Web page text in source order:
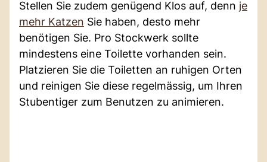
Stellen Sie zudem genügend Klos auf, denn je
mehr Katzen Sie haben, desto mehr
benötigen Sie. Pro Stockwerk sollte
mindestens eine Toilette vorhanden sein.
Platzieren Sie die Toiletten an ruhigen Orten
und reinigen Sie diese regelmässig, um Ihren
Stubentiger zum Benutzen zu animieren.